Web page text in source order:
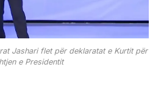
Jashari flet për deklaratat e Kurtit për
e Presidentit